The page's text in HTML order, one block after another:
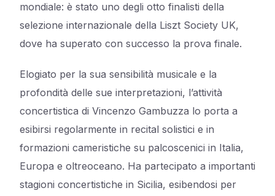
mondiale: è stato uno degli otto finalisti della
selezione internazionale della Liszt Society UK,
dove ha superato con successo la prova finale.
Elogiato per la sua sensibilità musicale e la
profondità delle sue interpretazioni, l’attività
concertistica di Vincenzo Gambuzza lo porta a
esibirsi regolarmente in recital solistici e in
formazioni cameristiche su palcoscenici in Italia,
Europa e oltreoceano. Ha partecipato a importanti
stagioni concertistiche in Sicilia, esibendosi per